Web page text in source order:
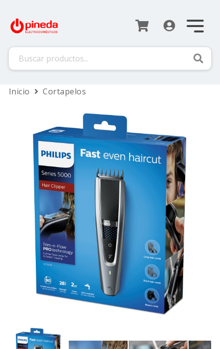
Inicio
 Cortapelos